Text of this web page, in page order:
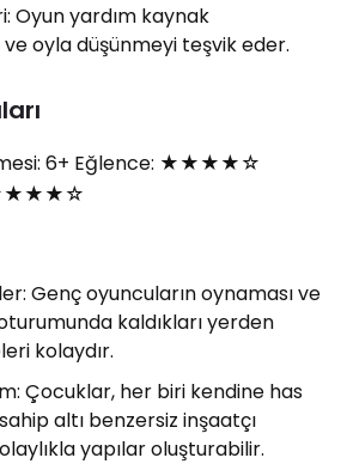
Oyun yardım kaynak
ve oyla düşünmeyi teşvik eder.
6+ Eğlence: ★★★★☆
★★★★☆
Genç oyuncuların oynaması ve
kaldıkları yerden
kolaydır.
Çocuklar, her biri kendine has
altı benzersiz inşaatçı
yapılar oluşturabilir.